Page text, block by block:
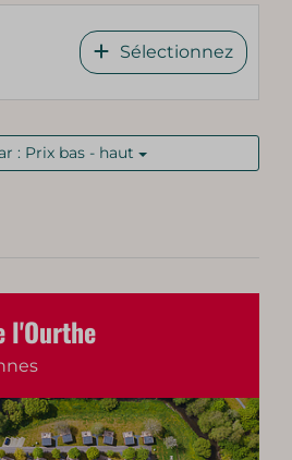
Sélectionnez
: Prix bas - haut
l'Ourthe